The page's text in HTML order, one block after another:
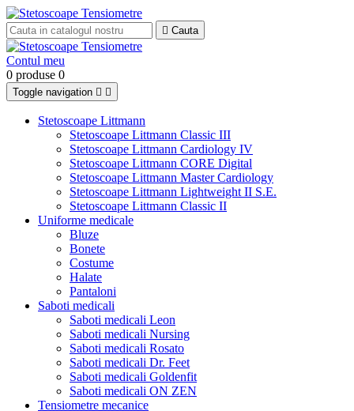
 Cauta
Contul meu
0 produse 0
Toggle navigation  
Stetoscoape Littmann
Stetoscoape Littmann Classic III
Stetoscoape Littmann Cardiology IV
Stetoscoape Littmann CORE Digital
Stetoscoape Littmann Master Cardiology
Stetoscoape Littmann Lightweight II S.E.
Stetoscoape Littmann Classic II
Uniforme medicale
Bluze
Bonete
Costume
Halate
Pantaloni
Saboti medicali
Saboti medicali Leon
Saboti medicali Nursing
Saboti medicali Rosato
Saboti medicali Dr. Feet
Saboti medicali Goldenfit
Saboti medicali ON ZEN
Tensiometre mecanice